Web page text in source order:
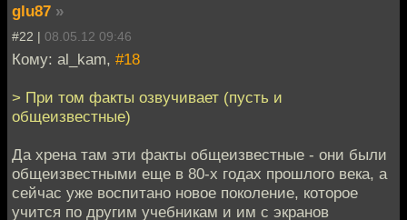
glu87 »
#22 | 08.05.12 09:46
Кому: al_kam, #18
> При том факты озвучивает (пусть и
общеизвестные)
Да хрена там эти факты общеизвестные - они были
общеизвестными еще в 80-х годах прошлого века, а
сейчас уже воспитано новое поколение, которое
учится по другим учебникам и им с экранов